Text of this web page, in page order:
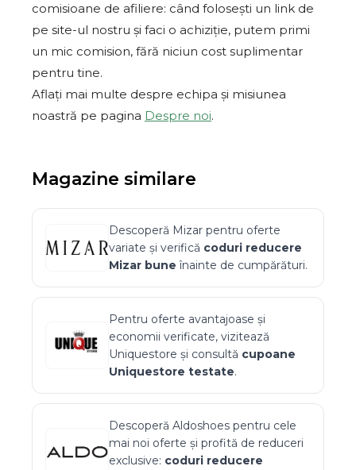
comisioane de afiliere: când folosești un link de
pe site-ul nostru și faci o achiziție, putem primi
un mic comision, fără niciun cost suplimentar
pentru tine.
Aflați mai multe despre echipa și misiunea
noastră pe pagina Despre noi.
Magazine similare
Descoperă Mizar pentru oferte
variate și verifică coduri reducere
Mizar bune înainte de cumpărături.
Pentru oferte avantajoase și
economii verificate, vizitează
Uniquestore și consultă cupoane
Uniquestore testate.
Descoperă Aldoshoes pentru cele
mai noi oferte și profită de reduceri
exclusive: coduri reducere